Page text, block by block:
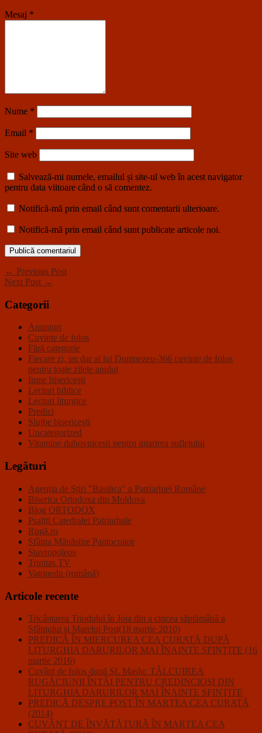
Mesaj *
Nume *
Email *
Site web
Salvează-mi numele, emailul și site-ul web în acest navigator
pentru data viitoare când o să comentez.
Notifică-mă prin email când sunt comentarii ulterioare.
Notifică-mă prin email când sunt publicate articole noi.
← Previous Post
Next Post →
Categorii
Anunţuri
Cuvinte de folos
Fără categorie
Fiecare zi, un dar al lui Dumnezeu-366 cuvinte de folos
pentru toate zilele anului
Imne bisericeşti
Lecturi biblice
Lecturi liturgice
Predici
Slujbe bisericeşti
Uncategorized
Vitamine duhovnicesti pentru intarirea sufletului
Legături
Agenţia de Ştiri "Basilica" a Patriarhiei Române
Biserica Ortodoxa din Moldova
Blog ORTODOX
Psalţii Catedralei Patriarhale
Rugă.ro
Sfânta Mănăstire Pantocrator
Stavropoleos
Trinitas TV
Vatopedu (română)
Articole recente
Tricântarea Triodului în Joia din a cincea săptămână a
Sfântului şi Marelui Post(18 martie 2010)
PREDICĂ ÎN MIERCUREA CEA CURATĂ DUPĂ
LITURGHIA DARURILOR MAI ÎNAINTE SFINŢITE (16
martie 2016)
Cuvânt de folos după Sf. Maslu: TÂLCUIREA
RUGĂCIUNII ÎNTÂI PENTRU CREDINCIOŞI DIN
LITURGHIA DARURILOR MAI ÎNAINTE SFINŢITE
PREDICĂ DESPRE POST ÎN MARŢEA CEA CURATĂ
(2014)
CUVÂNT DE ÎNVĂŢĂTURĂ ÎN MARŢEA CEA